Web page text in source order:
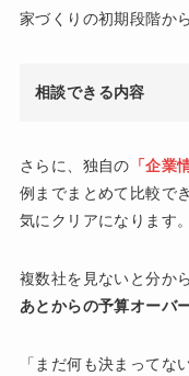
家づくりの初期段階か
相談できる内容
さらに、独自の 「企業
例までまとめて比較で
気にクリアになります。
複数社を見ないと分か
あとからの予算オーバ
「まだ何も決まってな